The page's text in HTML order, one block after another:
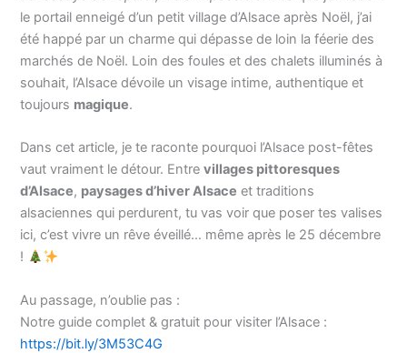
le portail enneigé d’un petit village d’Alsace après Noël, j’ai
été happé par un charme qui dépasse de loin la féerie des
marchés de Noël. Loin des foules et des chalets illuminés à
souhait, l’Alsace dévoile un visage intime, authentique et
toujours magique.
Dans cet article, je te raconte pourquoi l’Alsace post-fêtes
vaut vraiment le détour. Entrevillages pittoresques
d’Alsace, paysages d’hiver Alsace et traditions
alsaciennes qui perdurent, tu vas voir que poser tes valises
ici, c’est vivre un rêve éveillé… même après le 25 décembre
!
Au passage, n’oublie pas :
Notre guide complet & gratuit pour visiter l’Alsace :
https://bit.ly/3M53C4G